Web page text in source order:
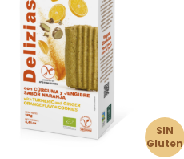
SIN
Gluten